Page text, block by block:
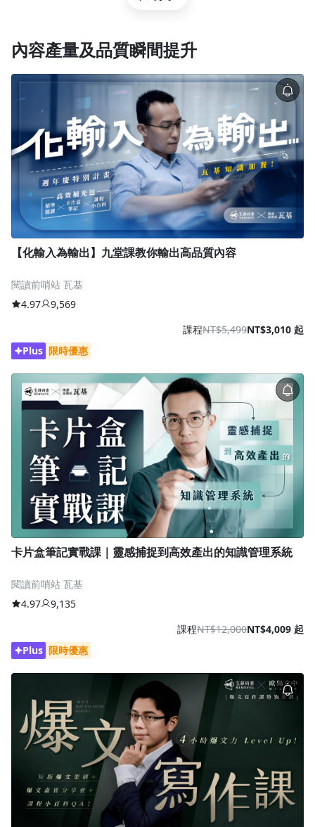
內容產量及品質瞬間提升
【化輸入為輸出】九堂課教你輸出高品質內容
閱讀前哨站 瓦基
4.97
9,569
課程NT$5,499NT$3,010 起
Plus 限時優惠
卡片盒筆記實戰課｜靈感捕捉到高效產出的知識管理系統
閱讀前哨站 瓦基
4.97
9,135
課程NT$12,000NT$4,009 起
Plus 限時優惠